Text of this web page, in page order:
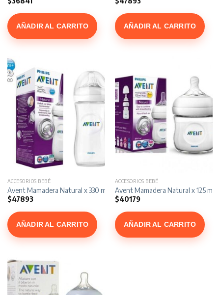
AÑADIR AL CARRITO AÑADIR AL CARRITO
ACCESORIOS BEBÉ
Avent Mamadera Natural x 330 ml
$47893
AÑADIR AL CARRITO
ACCESORIOS BEBÉ
Avent Mamadera Natural x 125 ml
$40179
AÑADIR AL CARRITO